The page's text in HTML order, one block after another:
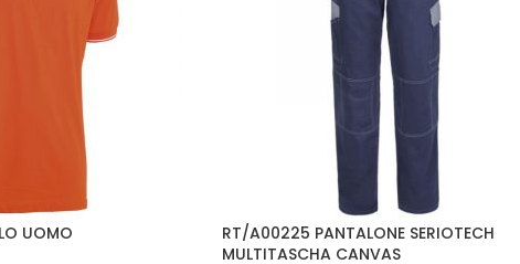
UOMO
RT/A00225 PANTALONE SERIOTECH
MULTITASCHA CANVAS